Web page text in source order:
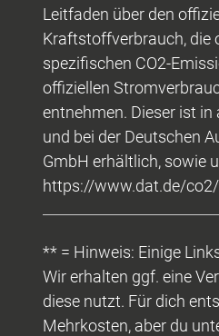
Leitfaden über den
Kraftstoffverbrauch, die
spezifischen CO2-
offiziellen
entnehmen. Dieser ist
und bei der Deutschen
GmbH erhältlich, sowie
https://www.dat.de/
** = Hinweis: Einige
Wir erhalten ggf. eine
diese nutzt. Für dich
Mehrkosten, aber du